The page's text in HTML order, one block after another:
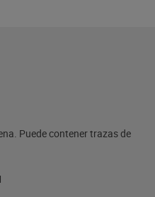
Puede contener trazas de